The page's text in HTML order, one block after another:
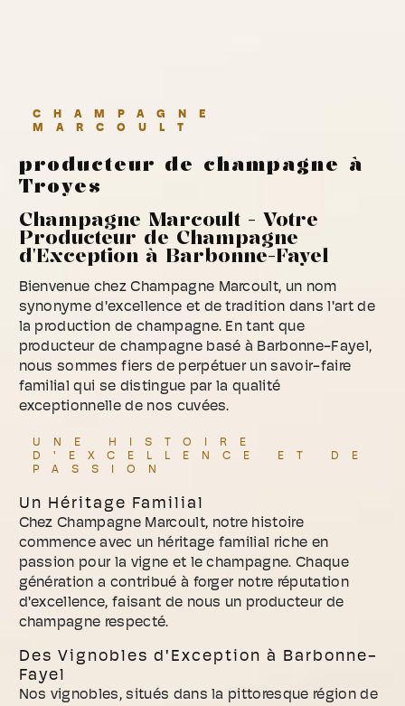
CHAMPAGNE
MARCOULT
producteur de champagne à
Troyes
Champagne Marcoult - Votre
Producteur de Champagne
d'Exception à Barbonne-Fayel
Bienvenue chez Champagne Marcoult, un nom
synonyme d'excellence et de tradition dans l'art de
la production de champagne. En tant que
producteur de champagne basé à Barbonne-Fayel,
nous sommes fiers de perpétuer un savoir-faire
familial qui se distingue par la qualité
exceptionnelle de nos cuvées.
UNE HISTOIRE
D'EXCELLENCE ET DE
PASSION
Un Héritage Familial
Chez Champagne Marcoult, notre histoire
commence avec un héritage familial riche en
passion pour la vigne et le champagne. Chaque
génération a contribué à forger notre réputation
d'excellence, faisant de nous un producteur de
champagne respecté.
Des Vignobles d'Exception à Barbonne-
Fayel
Nos vignobles, situés dans la pittoresque région de